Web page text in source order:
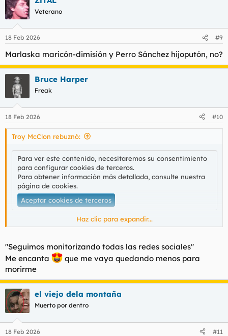
c
i
e
:
Veterano
18 Feb 2026 #9
Marlaska maricón-dimisión y Perro Sánchez hijoputón, no?
Bruce Harper
Freak
18 Feb 2026 #10
Troy McClon rebuznó:
Para ver este contenido, necesitaremos su consentimiento
para configurar cookies de terceros.
Para obtener información más detallada, consulte nuestra
página de cookies.
Aceptar cookies de terceros
Haz clic para expandir...
"Seguimos monitorizando todas las redes sociales"
Me encanta
que me vaya quedando menos para
morirme
el viejo dela montaña
Muerto por dentro
18 Feb 2026 #11